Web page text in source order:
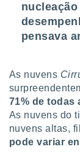
como a
este sitio
IP e
possam
seus
qual se
tal,
pensava
As nuvens
71% de
As nuvens do
nuvens altas,
pode variar